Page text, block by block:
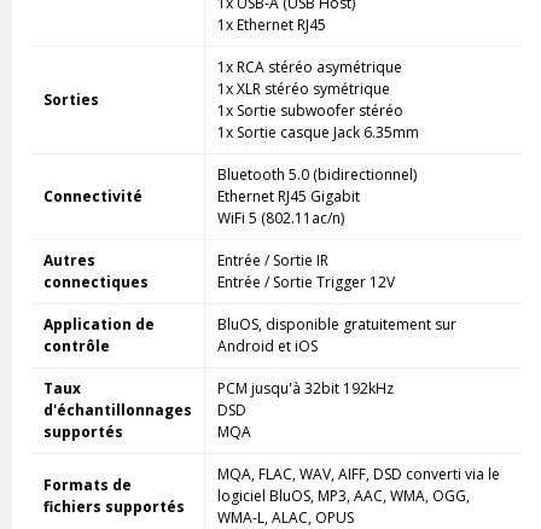
1x Ethernet RJ45
Sorties
1x RCA stéréo asymétrique
1x XLR stéréo symétrique
1x Sortie subwoofer stéréo
1x Sortie casque Jack 6.35mm
Connectivité
Bluetooth 5.0 (bidirectionnel)
Ethernet RJ45 Gigabit
WiFi 5 (802.11ac/n)
Autres
connectiques
Entrée / Sortie IR
Entrée / Sortie Trigger 12V
Application de
contrôle
BluOS, disponible gratuitement sur
Android et iOS
Taux
d'échantillonnages
supportés
PCM jusqu'à 32bit 192kHz
DSD
MQA
Formats de
fichiers supportés
MQA, FLAC, WAV, AIFF, DSD converti via le
logiciel BluOS, MP3, AAC, WMA, OGG,
WMA-L, ALAC, OPUS